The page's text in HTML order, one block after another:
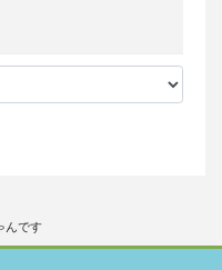
んです